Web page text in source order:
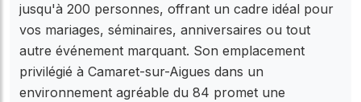
jusqu'à 200 personnes, offrant un cadre idéal pour
vos mariages, séminaires, anniversaires ou tout
autre événement marquant. Son emplacement
privilégié à Camaret-sur-Aigues dans un
environnement agréable du 84 promet une